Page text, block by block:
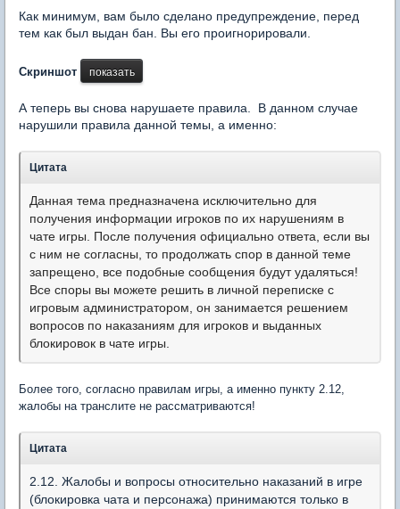
Как минимум, вам было сделано предупреждение, перед
тем как был выдан бан. Вы его проигнорировали.
Скриншот
А теперь вы снова нарушаете правила. В данном случае
нарушили правила данной темы, а именно:
Цитата
Данная тема предназначена исключительно для
получения информации игроков по их нарушениям в
чате игры. После получения официально ответа, если вы
с ним не согласны, то продолжать спор в данной теме
запрещено, все подобные сообщения будут удаляться!
Все споры вы можете решить в личной переписке с
игровым администратором, он занимается решением
вопросов по наказаниям для игроков и выданных
блокировок в чате игры.
Более того, согласно правилам игры, а именно пункту 2.12,
жалобы на транслите не рассматриваются!
Цитата
2.12. Жалобы и вопросы относительно наказаний в игре
(блокировка чата и персонажа) принимаются только в